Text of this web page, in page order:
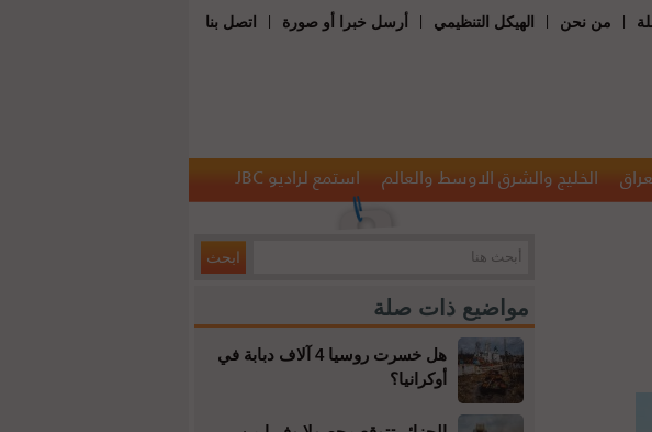
من نحن الهيكل التنظيمي أرسل خبرا أو صورة اتصل بنا
الخليج والشرق الاوسط والعالم استمع لراديو JBC
مواضيع ذات صلة
هل خسرت روسيا 4 آلاف دبابة في
أوكرانيا؟